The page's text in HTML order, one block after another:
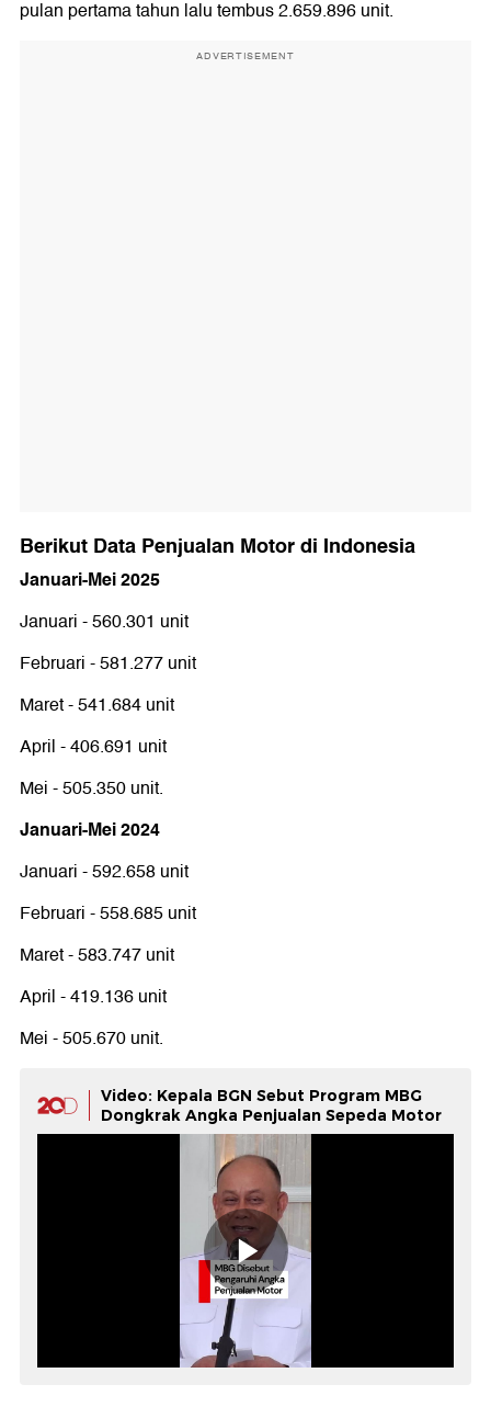
pulan pertama tahun lalu tembus 2.659.896 unit.
ADVERTISEMENT
Berikut Data Penjualan Motor di Indonesia
Januari-Mei 2025
Januari - 560.301 unit
Februari - 581.277 unit
Maret - 541.684 unit
April - 406.691 unit
Mei - 505.350 unit.
Januari-Mei 2024
Januari - 592.658 unit
Februari - 558.685 unit
Maret - 583.747 unit
April - 419.136 unit
Mei - 505.670 unit.
Video: Kepala BGN Sebut Program MBG
Dongkrak Angka Penjualan Sepeda Motor